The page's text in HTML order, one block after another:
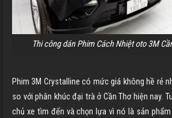
Thi công dán Phim Cách Nhiệt oto 3M
Phim 3M Crystalline có mức giá không hề rẻ
so với phân khúc đại trà ởCần Thơhiện nay.
chủ xe tìm đến và chọn lựa vì nó là sản